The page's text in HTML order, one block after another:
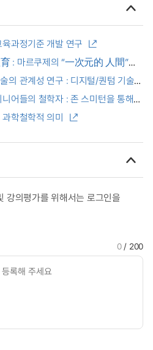
과정기준 개발 연구
: 마르쿠제의 “一次元的 人間”을
의 관계성 연구 : 디지털/퀀텀 기술을
어들의 철학자 : 존 스미턴을 통해
철학과 기술 = Philosophers
: John Smeaton and
학철학적 의미
강의평가를 위해서는 로그인을
0/ 200